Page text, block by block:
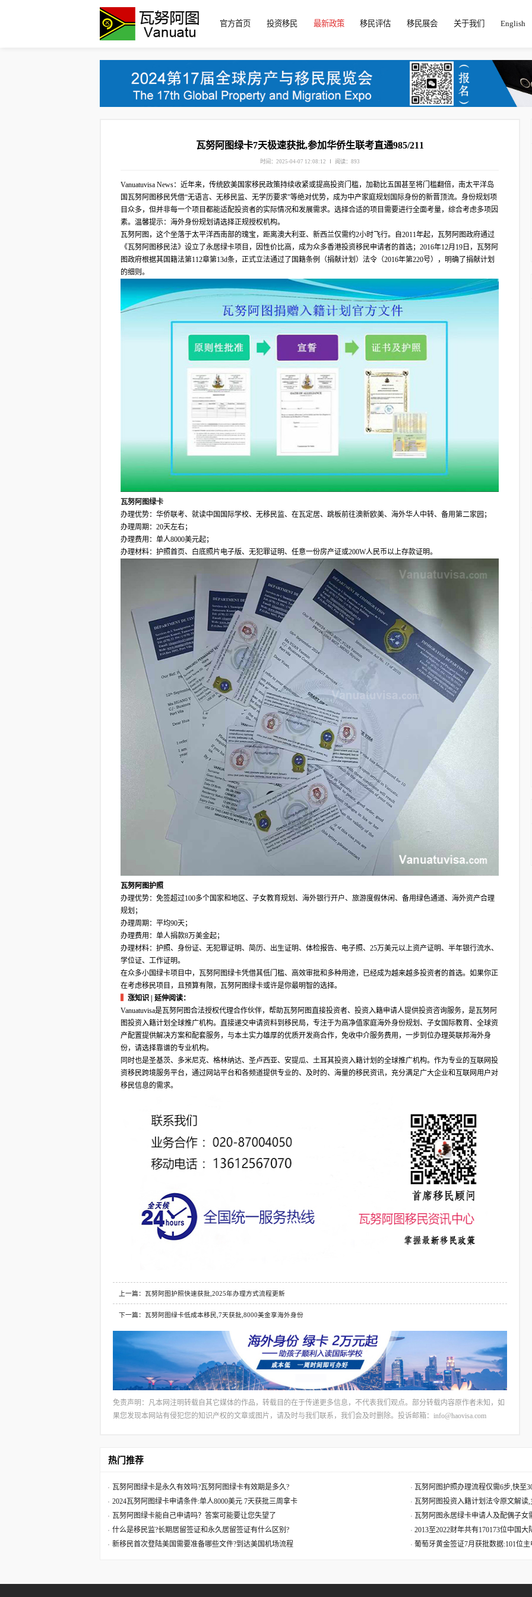
官方首页 投资移民 最新政策 移民评估 移民展会 关于我们 English
瓦努阿图绿卡7天极速获批,参加华侨生联考直通985/211
时间：2025-04-07 12:08:12 阅读：893
Vanuatuvisa News：近年来，传统欧美国家移民政策持续收紧或提高投资门槛，加勒比五国甚至将门槛翻倍，南太平洋岛
国瓦努阿图移民凭借“无语言、无移民监、无学历要求”等绝对优势，成为中产家庭规划国际身份的新晋顶流。身份规划项
目众多，但并非每一个项目都能适配投资者的实际情况和发展需求。选择合适的项目需要进行全面考量，综合考虑多项因
素。温馨提示：海外身份规划请选择正规授权机构。
瓦努阿图，这个坐落于太平洋西南部的瑰宝，距离澳大利亚、新西兰仅需约2小时飞行。自2011年起，瓦努阿图政府通过
《瓦努阿图移民法》设立了永居绿卡项目，因性价比高，成为众多香港投资移民申请者的首选；2016年12月19日，瓦努阿
图政府根据其国籍法第112章第13d条，正式立法通过了国籍条例（捐献计划）法令（2016年第220号），明确了捐献计划
的细则。
瓦努阿图绿卡
办理优势：华侨联考、就读中国国际学校、无移民监、在瓦定居、跳板前往澳新欧美、海外华人中转、备用第二家园；
办理周期：20天左右；
办理费用：单人8000美元起；
办理材料：护照首页、白底照片电子版、无犯罪证明、任意一份房产证或200W人民币以上存款证明。
瓦努阿图护照
办理优势：免签超过100多个国家和地区、子女教育规划、海外银行开户、旅游度假休闲、备用绿色通道、海外资产合理
规划；
办理周期：平均90天；
办理费用：单人捐款8万美金起；
办理材料：护照、身份证、无犯罪证明、简历、出生证明、体检报告、电子照、25万美元以上资产证明、半年银行流水、
学位证、工作证明。
在众多小国绿卡项目中，瓦努阿图绿卡凭借其低门槛、高效审批和多种用途，已经成为越来越多投资者的首选。如果你正
在考虑移民项目，且预算有限，瓦努阿图绿卡或许是你最明智的选择。
▍涨知识 | 延伸阅读：
Vanuatuvisa是瓦努阿图合法授权代理合作伙伴，帮助瓦努阿图直接投资者、投资入籍申请人提供投资咨询服务，是瓦努阿
图投资入籍计划全球推广机构。直接递交申请资料到移民局，专注于为高净值家庭海外身份规划、子女国际教育、全球资
产配置提供解决方案和配套服务，与本土实力雄厚的优质开发商合作，免收中介服务费用，一步到位办理英联邦海外身
份，请选择靠谱的专业机构。
同时也是圣基茨、多米尼克、格林纳达、圣卢西亚、安提瓜、土耳其投资入籍计划的全球推广机构。作为专业的互联网投
资移民跨境服务平台，通过网站平台和各频道提供专业的、及时的、海量的移民资讯，充分满足广大企业和互联网用户对
移民信息的需求。
上一篇：瓦努阿图护照快速获批,2025年办理方式流程更新
下一篇：瓦努阿图绿卡低成本移民,7天获批,8000美金享海外身份
免责声明：凡本网注明转载自其它媒体的作品，转载目的在于传递更多信息，不代表我们观点。部分转载内容原作者未知，如
果您发现本网站有侵犯您的知识产权的文章或图片，请及时与我们联系，我们会及时删除。投诉邮箱：info@haovisa.com
热门推荐
瓦努阿图绿卡是永久有效吗?瓦努阿图绿卡有效期是多久?
瓦努阿图护照办理流程仅需6步,快至
2024瓦努阿图绿卡申请条件:单人8000美元 7天获批三周拿卡
瓦努阿图投资入籍计划法令原文解读
瓦努阿图绿卡能自己申请吗？答案可能要让您失望了
瓦努阿图永居绿卡申请人及配偶子女
什么是移民监?长期居留签证和永久居留签证有什么区别?
2013至2022财年共有170173位中国
新移民首次登陆美国需要准备哪些文件?到达美国机场流程
葡萄牙黄金签证7月获批数据:101位